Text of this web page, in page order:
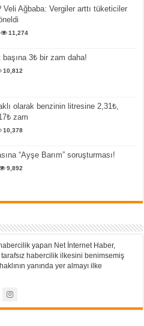
Veli Ağbaba: Vergiler arttı tüketiciler
11,274
3₺ bir zam daha!
10,812
olarak benzinin litresine 2,31₺,
zam
10,378
“Ayşe Barım” soruşturması!
9,892
yapan Net İnternet Haber,
tarafsız habercilik ilkesini benimsemiş
yanında yer almayı ilke